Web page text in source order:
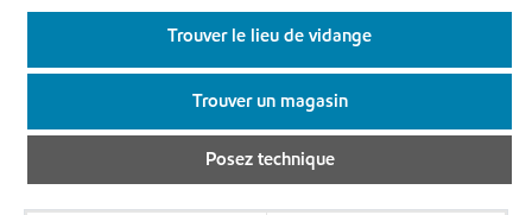
Trouver le lieu de vidange
Trouver un magasin
Posez technique